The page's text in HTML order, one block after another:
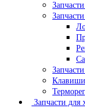
Клавиши
Запчасти для